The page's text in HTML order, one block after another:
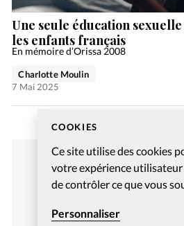
COOKIES
Ce site utilise des cookies
votre expérience
de contrôler ce que vous
Personnaliser
Une seule éducation
les enfants français
En mémoire d’Orissa 2008
Charlotte Moulin
7 Mai 2025